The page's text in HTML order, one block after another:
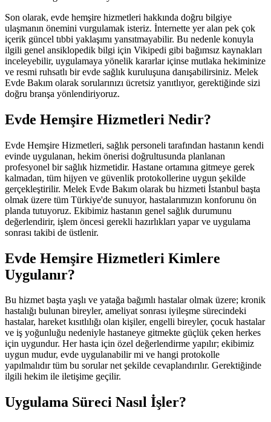
Son olarak, evde hemşire hizmetleri hakkında doğru bilgiye
ulaşmanın önemini vurgulamak isteriz. İnternette yer alan pek çok
içerik güncel tıbbi yaklaşımı yansıtmayabilir. Bu nedenle konuyla
ilgili genel ansiklopedik bilgi için Vikipedi gibi bağımsız kaynakları
inceleyebilir, uygulamaya yönelik kararlar içinse mutlaka hekiminize
ve resmi ruhsatlı bir evde sağlık kuruluşuna danışabilirsiniz. Melek
Evde Bakım olarak sorularınızı ücretsiz yanıtlıyor, gerektiğinde sizi
doğru branşa yönlendiriyoruz.
Evde Hemşire Hizmetleri Nedir?
Evde Hemşire Hizmetleri, sağlık personeli tarafından hastanın kendi
evinde uygulanan, hekim önerisi doğrultusunda planlanan
profesyonel bir sağlık hizmetidir. Hastane ortamına gitmeye gerek
kalmadan, tüm hijyen ve güvenlik protokollerine uygun şekilde
gerçekleştirilir. Melek Evde Bakım olarak bu hizmeti İstanbul başta
olmak üzere tüm Türkiye'de sunuyor, hastalarımızın konforunu ön
planda tutuyoruz. Ekibimiz hastanın genel sağlık durumunu
değerlendirir, işlem öncesi gerekli hazırlıkları yapar ve uygulama
sonrası takibi de üstlenir.
Evde Hemşire Hizmetleri Kimlere
Uygulanır?
Bu hizmet başta yaşlı ve yatağa bağımlı hastalar olmak üzere; kronik
hastalığı bulunan bireyler, ameliyat sonrası iyileşme sürecindeki
hastalar, hareket kısıtlılığı olan kişiler, engelli bireyler, çocuk hastalar
ve iş yoğunluğu nedeniyle hastaneye gitmekte güçlük çeken herkes
için uygundur. Her hasta için özel değerlendirme yapılır; ekibimiz
uygun mudur, evde uygulanabilir mi ve hangi protokolle
yapılmalıdır tüm bu sorular net şekilde cevaplandırılır. Gerektiğinde
ilgili hekim ile iletişime geçilir.
Uygulama Süreci Nasıl İşler?